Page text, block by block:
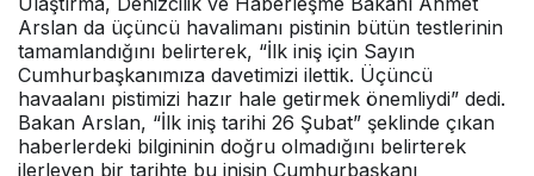
Arslan da üçüncü havalimanı pistinin bütün testlerinin
tamamlandığını belirterek, “İlk iniş için Sayın
Cumhurbaşkanımıza davetimizi ilettik. Üçüncü
havaalanı pistimizi hazır hale getirmek önemliydi” dedi.
Bakan Arslan, “İlk iniş tarihi 26 Şubat” şeklinde çıkan
haberlerdeki bilgininin doğru olmadığını belirterek
ilerleyen bir tarihte bu inişin Cumhurbaşkanı